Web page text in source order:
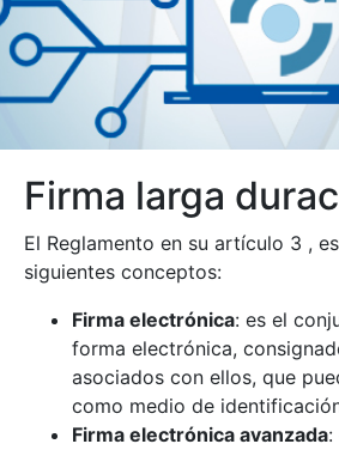
Mostra/Amaga
Mostra/Amaga
Mostra/Amaga
Mostra/Amaga
Firma larga
El Reglamento en su artículo 3 ,
siguientes conceptos:
Firma electrónica: es el
forma electrónica,
asociados con ellos, que
como medio de
Firma electrónica avanzada: